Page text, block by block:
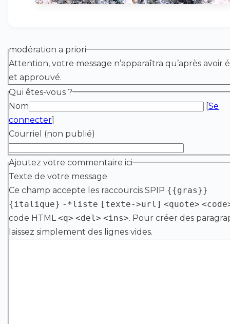
modération a priori
Attention, votre message n’apparaîtra qu’après avoir
et approuvé.
Qui êtes-vous ?
Nom
[Se
connecter]
Courriel (non publié)
Ajoutez votre commentaire ici
Texte de votre message
Ce champ accepte les raccourcis SPIP {{gras}}
{italique} -*liste [texte->url] <quote>
code HTML <q> <del> <ins>. Pour créer des
laissez simplement des lignes vides.